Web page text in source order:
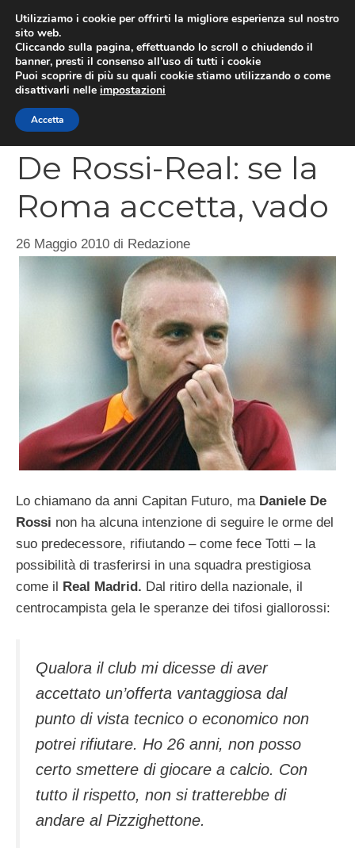
contenuto
De Rossi-Real: se la
Roma accetta, vado
26 Maggio 2010 di Redazione
Lo chiamano da anni Capitan Futuro, ma Daniele De
Rossi non ha alcuna intenzione di seguire le orme del
suo predecessore, rifiutando – come fece Totti – la
possibilità di trasferirsi in una squadra prestigiosa
come il Real Madrid. Dal ritiro della nazionale, il
centrocampista gela le speranze dei tifosi giallorossi:
Qualora il club mi dicesse di aver
accettato un’offerta vantaggiosa dal
punto di vista tecnico o economico non
potrei rifiutare. Ho 26 anni, non posso
certo smettere di giocare a calcio. Con
tutto il rispetto, non si tratterebbe di
andare al Pizzighettone.
Utilizziamo i cookie per offrirti la migliore esperienza sul nostro
sito web.
Cliccando sulla pagina, effettuando lo scroll o chiudendo il
banner, presti il consenso all’uso di tutti i cookie
Puoi scoprire di più su quali cookie stiamo utilizzando o come
disattivarli nelle impostazioni
Accetta